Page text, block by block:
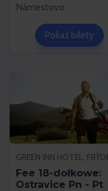
Námestovo
Pokaż bilety
Fee 18-dołkowe:
Ostravice Pn - Pt